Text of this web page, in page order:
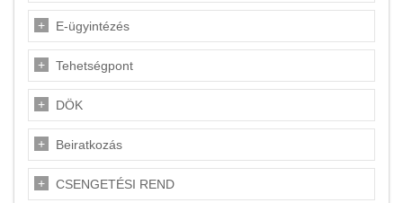
E-ügyintézés
Tehetségpont
DÖK
Beiratkozás
CSENGETÉSI REND